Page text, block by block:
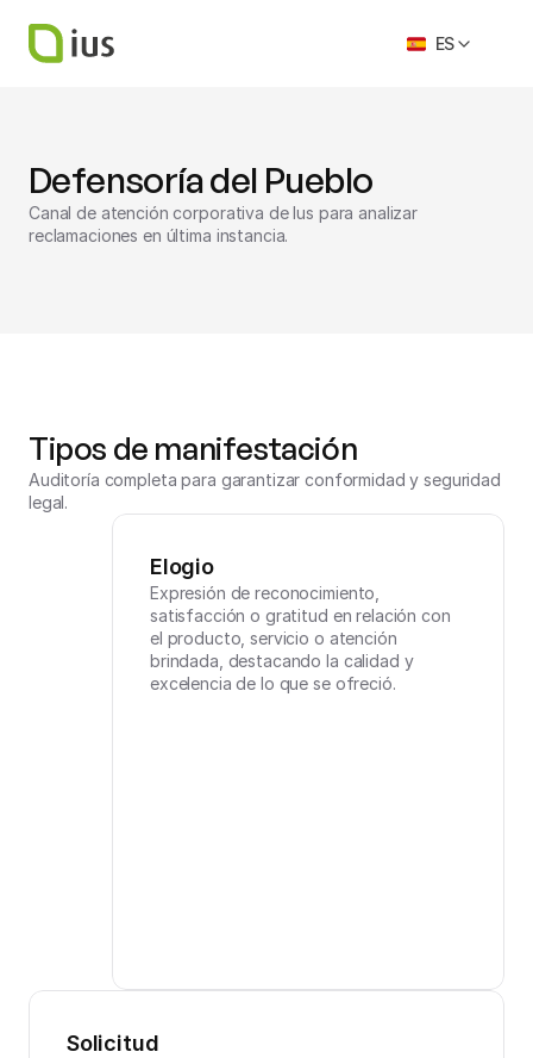
Select Language
ES
Defensoría del Pueblo
Canal de atención corporativa de Ius para analizar
reclamaciones en última instancia.
Tipos de manifestación
Auditoría completa para garantizar conformidad y seguridad
legal.
Elogio
Expresión de reconocimiento,
satisfacción o gratitud en relación con
el producto, servicio o atención
brindada, destacando la calidad y
excelencia de lo que se ofreció.
Solicitud